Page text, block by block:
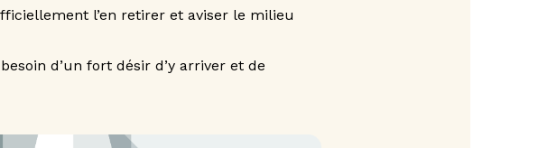
l’en retirer et aviser le milieu
d’un fort désir d’y arriver et de